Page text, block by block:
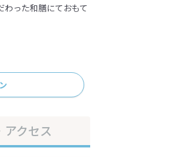
わった和膳にておもて
アクセス